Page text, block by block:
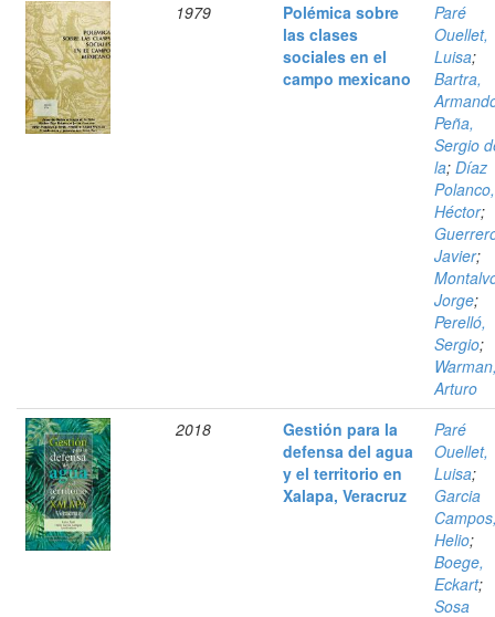
1979
Polémica sobre
las clases
sociales en el
campo mexicano
Paré
Ouellet,
Luisa;
Bartra,
Peña,
Sergio
la; Díaz
Polanco,
Héctor;
Javier;
Jorge;
Perelló,
Sergio;
Arturo
2018
Gestión para la
defensa del agua
y el territorio en
Xalapa, Veracruz
Paré
Ouellet,
Luisa;
Garcia
Helio;
Boege,
Eckart;
Sosa